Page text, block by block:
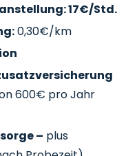
17€/Std.
0,30€/km
600€ pro Jahr
– plus